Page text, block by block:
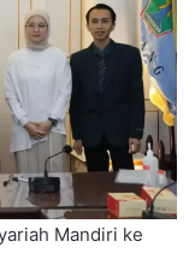
Mandiri ke